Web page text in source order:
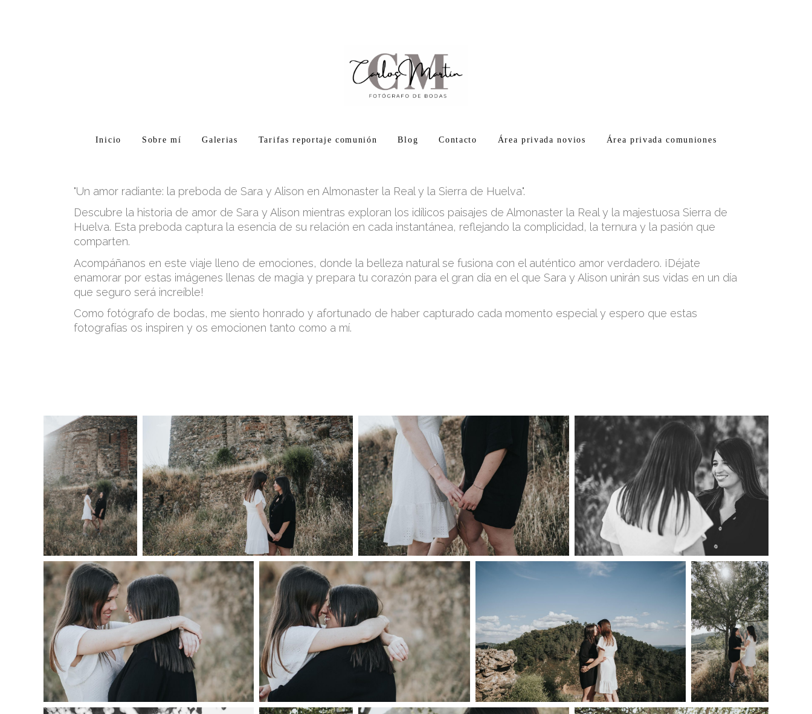
Inicio Sobre mí Galerias Tarifas reportaje comunión Blog Contacto Área privada novios Área privada comuniones
"Un amor radiante: la preboda de Sara y Alison en Almonaster la Real y la Sierra de Huelva".
Descubre la historia de amor de Sara y Alison mientras exploran los idílicos paisajes de Almonaster la Real y la majestuosa Sierra de
Huelva. Esta preboda captura la esencia de su relación en cada instantánea, reflejando la complicidad, la ternura y la pasión que
comparten.
Acompáñanos en este viaje lleno de emociones, donde la belleza natural se fusiona con el auténtico amor verdadero. ¡Déjate
enamorar por estas imágenes llenas de magia y prepara tu corazón para el gran día en el que Sara y Alison unirán sus vidas en un día
que seguro será increíble!
Como fotógrafo de bodas, me siento honrado y afortunado de haber capturado cada momento especial y espero que estas
fotografías os inspiren y os emocionen tanto como a mí.